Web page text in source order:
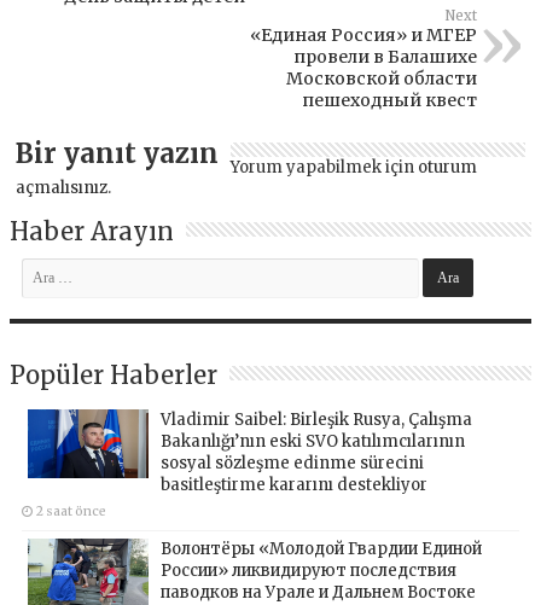
Next
«Единая Россия» и МГЕР
провели в Балашихе
Московской области
пешеходный квест
Bir yanıt yazın Yorum yapabilmek için oturum
açmalısınız.
Haber Arayın
Popüler Haberler
Vladimir Saibel: Birleşik Rusya, Çalışma
Bakanlığı’nın eski SVO katılımcılarının
sosyal sözleşme edinme sürecini
basitleştirme kararını destekliyor
2 saat önce
Волонтёры «Молодой Гвардии Единой
России» ликвидируют последствия
паводков на Урале и Дальнем Востоке